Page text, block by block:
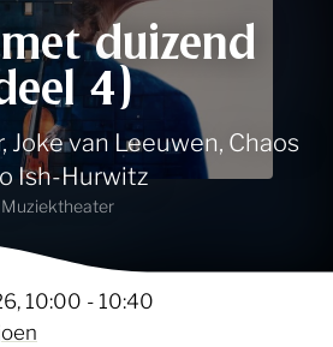
duizend
4)
Joke van Leeuwen, Chaos
Ish-Hurwitz
10:00 - 10:40